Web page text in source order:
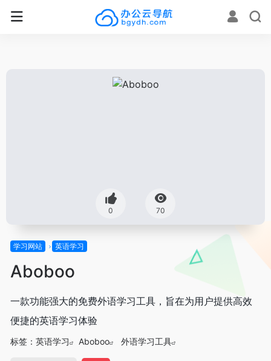
0 70
学习网站 英语学习
Aboboo
一款功能强大的免费外语学习工具，旨在为用户提供高效
便捷的英语学习体验
标签： 英语学习 Aboboo 外语学习工具